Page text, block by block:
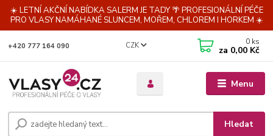
☀️ LETNÍ AKČNÍ NABÍDKA SALERM JE TADY 🌴 PROFESIONÁLNÍ PÉČE
PRO VLASY NAMÁHANÉ SLUNCEM, MOŘEM, CHLOREM I HORKEM ☀️
Menu
CZK
Hledat
+420 777 164 090 0 ks
za 0,00 Kč